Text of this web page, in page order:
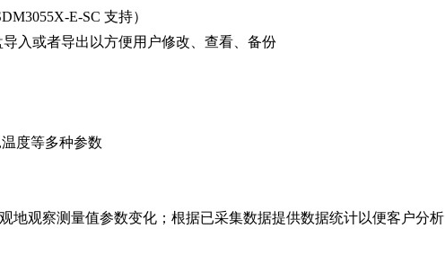
E-SC 支持）
入或者导出以方便用户修改、查看、备份
度等多种参数
地观察测量值参数变化；根据已采集数据提供数据统计以便客户分析